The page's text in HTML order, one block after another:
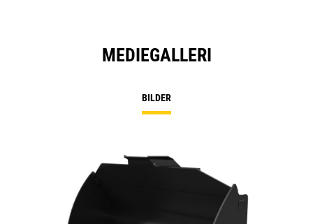
MEDIEGALLERI
BILDER